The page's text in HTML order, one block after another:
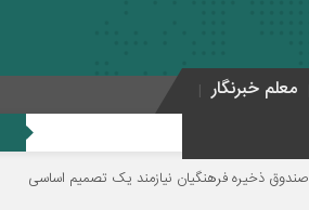
معلم خبرنگار
فرهنگیان نیازمند یک تصمیم اساسی و دائمی است